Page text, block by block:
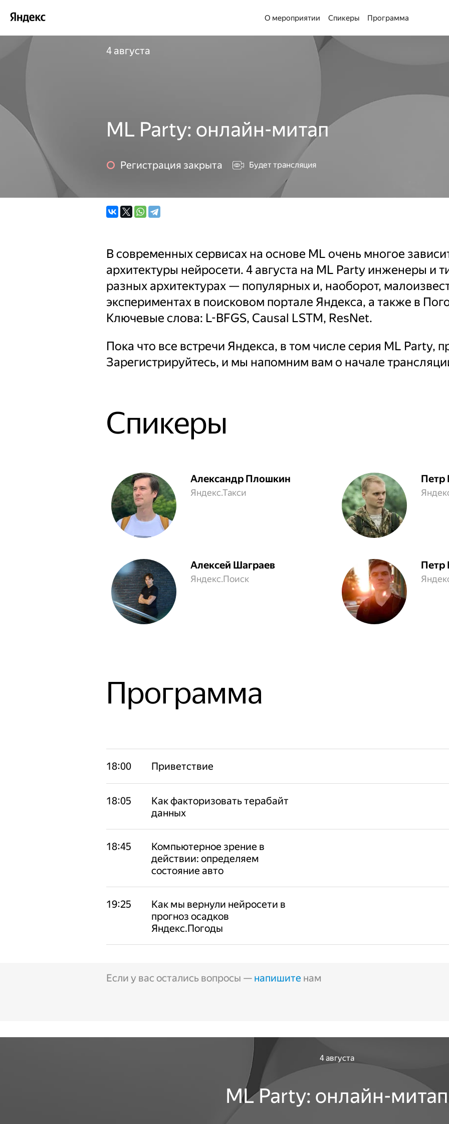
О мероприятии Спикеры Программа
4 августа
ML Party: онлайн-митап
Регистрация закрыта Будет трансляция
В современных сервисах на основе ML очень многое
архитектуры нейросети. 4 августа на ML Party инженеры и
разных архитектурах — популярных и, наоборот,
экспериментах в поисковом портале Яндекса, а также в
Ключевые слова: L-BFGS, Causal LSTM, ResNet.
Пока что все встречи Яндекса, в том числе серия ML Party,
Зарегистрируйтесь, и мы напомним вам о начале
Спикеры
Александр Плошкин
Яндекс.Такси
Петр
Алексей Шаграев
Яндекс.Поиск
Петр
Программа
18:00 Приветствие
18:05
Как факторизовать терабайт
данных
18:45
Компьютерное зрение в
действии: определяем
состояние авто
19:25
Как мы вернули нейросети в
прогноз осадков
Яндекс.Погоды
Если у вас остались вопросы — напишите нам
4 августа
ML Party: онлайн-митап